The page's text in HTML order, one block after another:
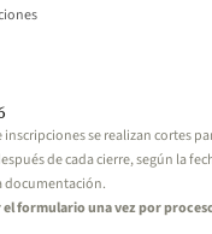
se realizan cortes
de cada cierre, según la
documentación.
formulario una vez por